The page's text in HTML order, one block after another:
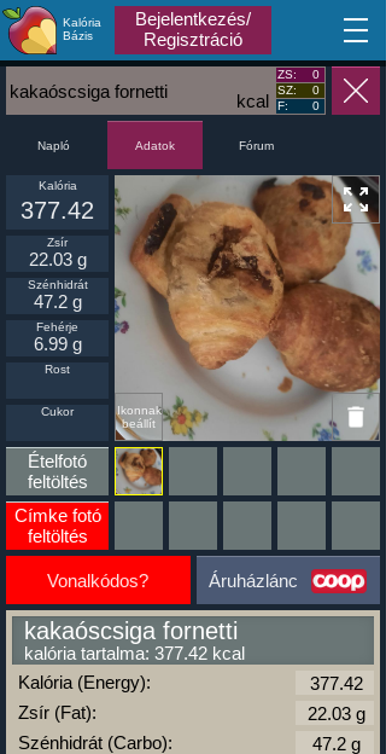
Kalória
Bázis
Bejelentkezés/
Regisztráció
MA
kcal
kakaóscsiga fornetti
ZS:
0
SZ:
0
F:
0
Napló Adatok Fórum
Ikonnak
beállít
Kalória
377.42
Zsír
22.03 g
Szénhidrát
47.2 g
Fehérje
6.99 g
Rost
Cukor
Ételfotó
feltöltés
Címke fotó
feltöltés
Vonalkódos? Áruházlánc
kakaóscsiga fornetti
kalória tartalma: 377.42 kcal
Kalória (Energy):
Zsír (Fat):
Szénhidrát (Carbo):